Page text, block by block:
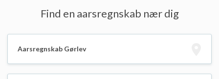
Find en aarsregnskab nær dig
Aarsregnskab Gørlev